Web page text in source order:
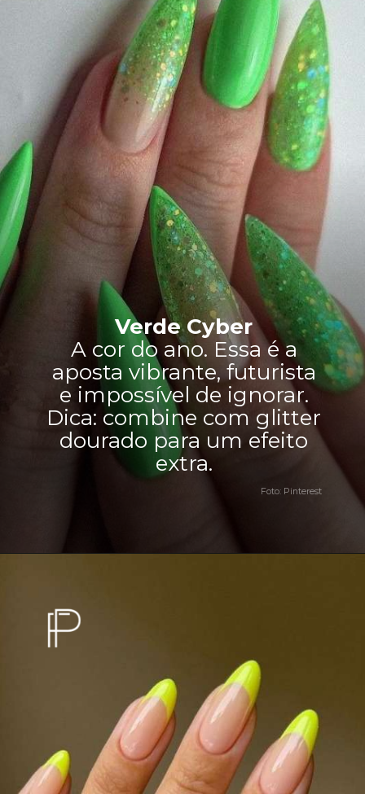
Verde Cyber
A cor do ano. Essa é a
aposta vibrante, futurista
e impossível de ignorar.
Dica: combine com glitter
dourado para um efeito
extra.
Foto: Pinterest